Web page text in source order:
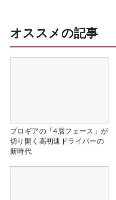
オススメの記事
プロギアの「4層フェース」が
切り開く高初速ドライバーの
新時代